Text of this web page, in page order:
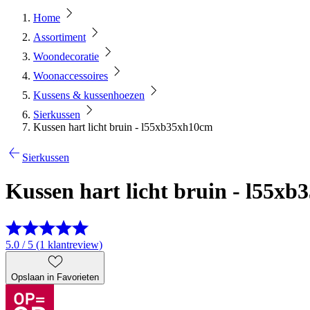
Home
Assortiment
Woondecoratie
Woonaccessoires
Kussens & kussenhoezen
Sierkussen
Kussen hart licht bruin - l55xb35xh10cm
Sierkussen
Kussen hart licht bruin -
5.0 / 5 (1 klantreview)
Opslaan in Favorieten